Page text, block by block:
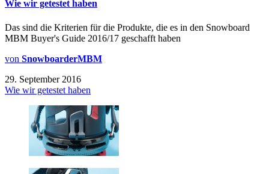
Wie wir getestet haben
Das sind die Kriterien für die Produkte, die es in den Snowboard
MBM Buyer's Guide 2016/17 geschafft haben
von SnowboarderMBM
29. September 2016
Wie wir getestet haben